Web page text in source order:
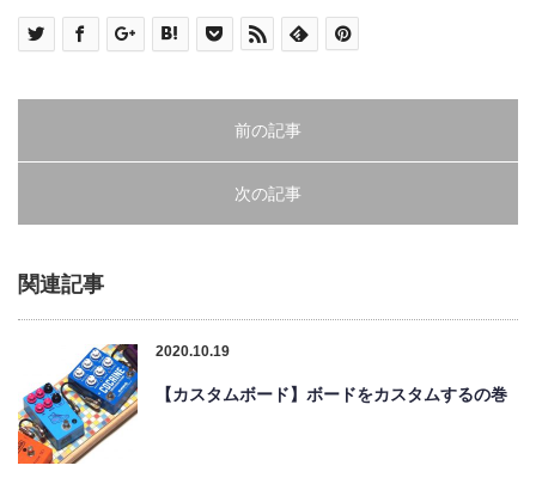
前の記事
次の記事
関連記事
2020.10.19
【カスタムボード】ボードをカスタムするの巻